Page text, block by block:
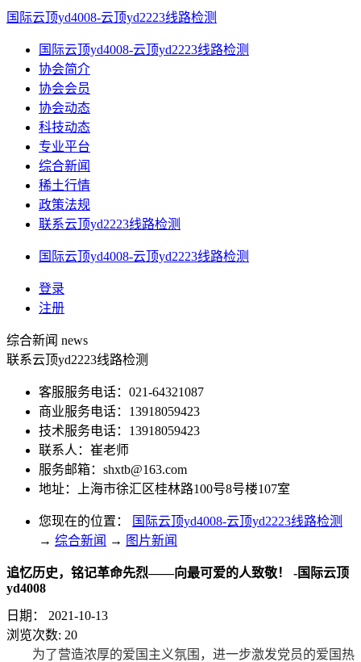
国际云顶yd4008-云顶yd2223线路检测
国际云顶yd4008-云顶yd2223线路检测
协会简介
协会会员
协会动态
科技动态
专业平台
综合新闻
稀土行情
政策法规
联系云顶yd2223线路检测
国际云顶yd4008-云顶yd2223线路检测
登录
注册
综合新闻 news
联系云顶yd2223线路检测
客服服务电话：021-64321087
商业服务电话：13918059423
技术服务电话：13918059423
联系人：崔老师
服务邮箱： shxtb@163.com
地址：上海市徐汇区桂林路100号8号楼107室
您现在的位置：
国际云顶yd4008-云顶yd2223线路检测
→ 综合新闻 → 图片新闻
追忆历史，铭记革命先烈——向最可爱的人致敬！ -国际云顶
yd4008
日期：
2021-10-13
浏览次数: 20
为了营造浓厚的爱国主义氛围，进一步激发党员的爱国热